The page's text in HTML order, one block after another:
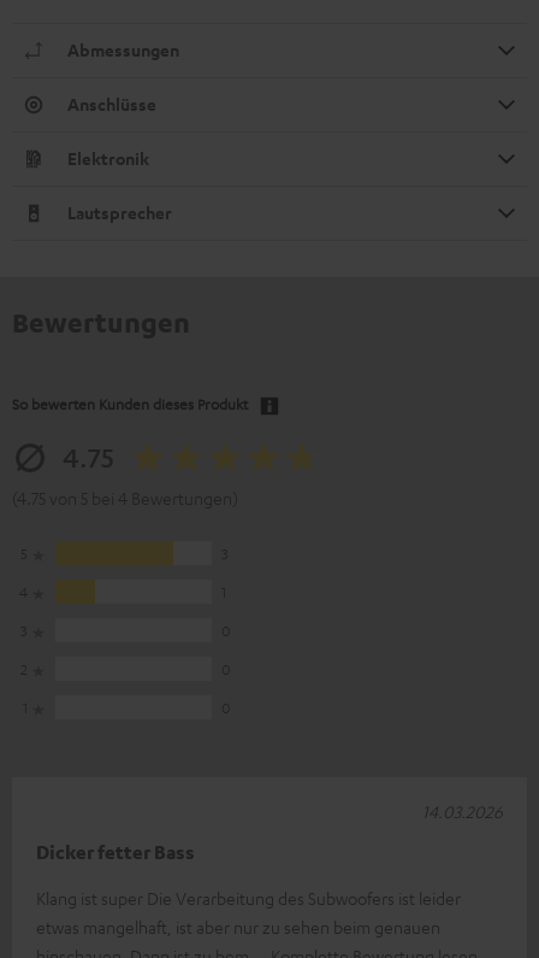
Abmessungen
Anschlüsse
Elektronik
Lautsprecher
So bewerten Kunden dieses Produkt
Dicker fetter Bass
Klang ist super Die Verarbeitung des Subwoofers ist leider
etwas mangelhaft, ist aber nur zu sehen beim genauen
14.03.2026